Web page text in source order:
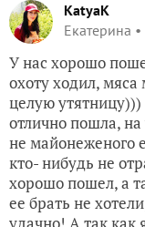
KatyaK
Екатерина
У нас хорошо
охоту ходил,
целую
отлично пошла,
не майонеженого
кто- нибудь не
хорошо пошел, а
ее брать не